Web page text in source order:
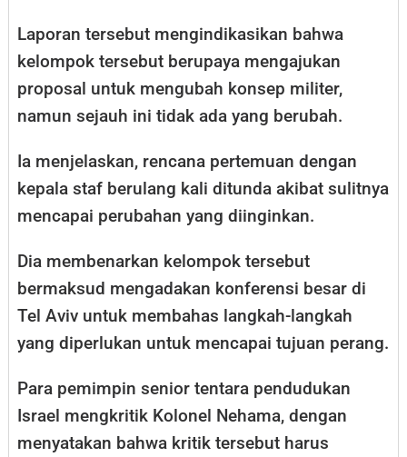
Laporan tersebut mengindikasikan bahwa
kelompok tersebut berupaya mengajukan
proposal untuk mengubah konsep militer,
namun sejauh ini tidak ada yang berubah.
Ia menjelaskan, rencana pertemuan dengan
kepala staf berulang kali ditunda akibat sulitnya
mencapai perubahan yang diinginkan.
Dia membenarkan kelompok tersebut
bermaksud mengadakan konferensi besar di
Tel Aviv untuk membahas langkah-langkah
yang diperlukan untuk mencapai tujuan perang.
Para pemimpin senior tentara pendudukan
Israel mengkritik Kolonel Nehama, dengan
menyatakan bahwa kritik tersebut harus